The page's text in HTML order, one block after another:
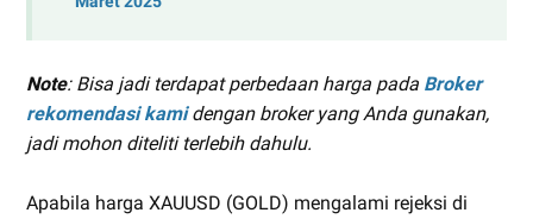
Note: Bisa jadi terdapat perbedaan harga pada Broker
rekomendasi kamidengan broker yang Anda gunakan,
jadi mohon diteliti terlebih dahulu.
Apabila harga XAUUSD (GOLD) mengalami rejeksi di